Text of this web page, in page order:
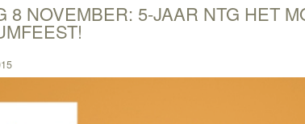
8 NOVEMBER: 5-JAAR NTG HET